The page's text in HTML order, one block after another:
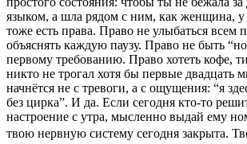
языком, а шла рядом с ним, как женщина, у
тоже есть права. Право не улыбаться всем
объяснять каждую паузу. Право не быть
первому требованию. Право хотеть кофе,
никто не трогал хотя бы первые двадцать
начнётся не с тревоги, а с ощущения: “я
без цирка”. И да. Если сегодня кто-то
настроение с утра, мысленно выдай ему
твою нервную систему сегодня закрыта.